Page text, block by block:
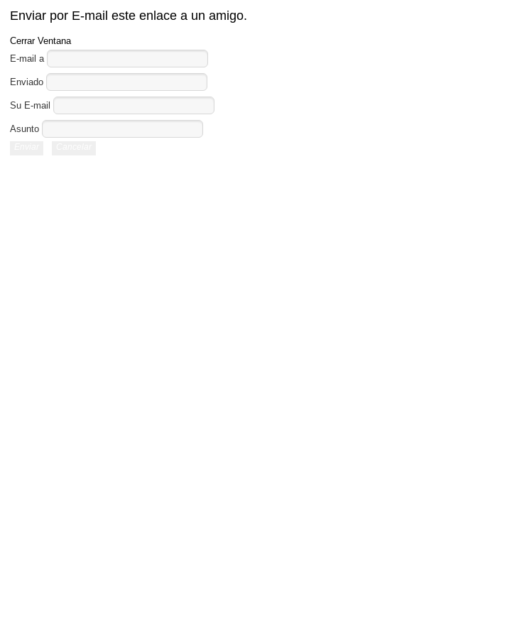
Enviar por E-mail este enlace a un amigo.
Cerrar Ventana
E-mail a
Enviado
Su E-mail
Asunto